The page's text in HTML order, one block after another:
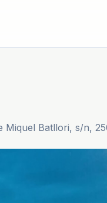
Miquel Batllori, s/n,